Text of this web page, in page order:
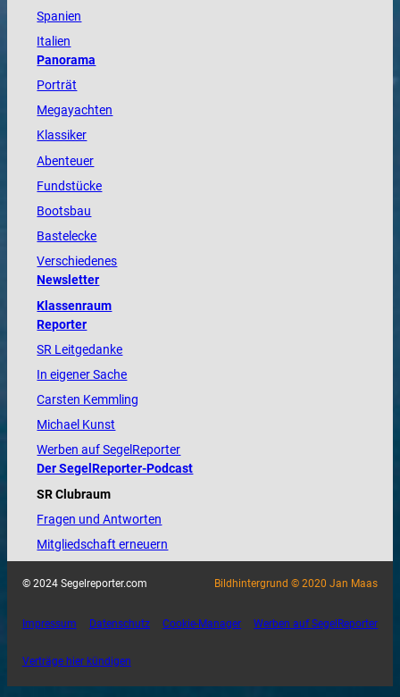
Spanien
Italien
Panorama
Porträt
Megayachten
Klassiker
Abenteuer
Fundstücke
Bootsbau
Bastelecke
Verschiedenes
Newsletter
Klassenraum
Reporter
SR Leitgedanke
In eigener Sache
Carsten Kemmling
Michael Kunst
Werben auf SegelReporter
Der SegelReporter-Podcast
SR Clubraum
Fragen und Antworten
Mitgliedschaft erneuern
© 2024 Segelreporter.com Bildhintergrund © 2020 Jan Maas
Impressum Datenschutz Cookie-Manager Werben auf SegelReporter
Verträge hier kündigen